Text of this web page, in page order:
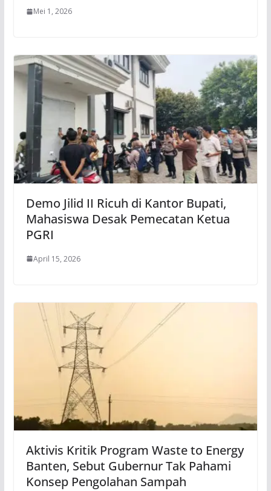
Mei 1, 2026
Demo Jilid II Ricuh di Kantor Bupati,
Mahasiswa Desak Pemecatan Ketua
PGRI
April 15, 2026
Aktivis Kritik Program Waste to Energy
Banten, Sebut Gubernur Tak Pahami
Konsep Pengolahan Sampah